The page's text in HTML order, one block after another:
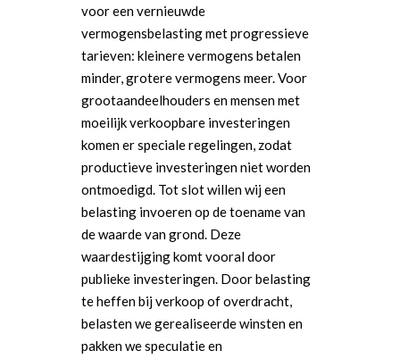
voor een vernieuwde
vermogensbelasting met progressieve
tarieven: kleinere vermogens betalen
minder, grotere vermogens meer. Voor
grootaandeelhouders en mensen met
moeilijk verkoopbare investeringen
komen er speciale regelingen, zodat
productieve investeringen niet worden
ontmoedigd. Tot slot willen wij een
belasting invoeren op de toename van
de waarde van grond. Deze
waardestijging komt vooral door
publieke investeringen. Door belasting
te heffen bij verkoop of overdracht,
belasten we gerealiseerde winsten en
pakken we speculatie en